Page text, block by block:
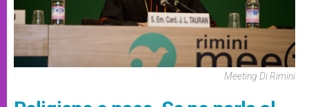
Meeting Di Rimini